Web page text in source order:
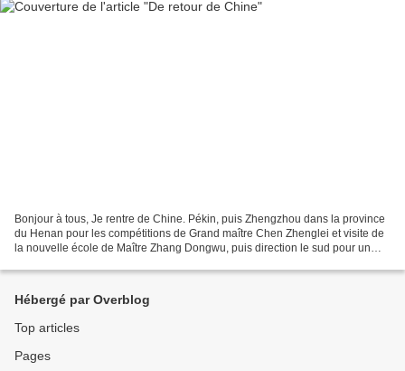
Bonjour à tous, Je rentre de Chine. Pékin, puis Zhengzhou dans la province
du Henan pour les compétitions de Grand maître Chen Zhenglei et visite de
la nouvelle école de Maître Zhang Dongwu, puis direction le sud pour un
Hébergé par Overblog
Top articles
Pages